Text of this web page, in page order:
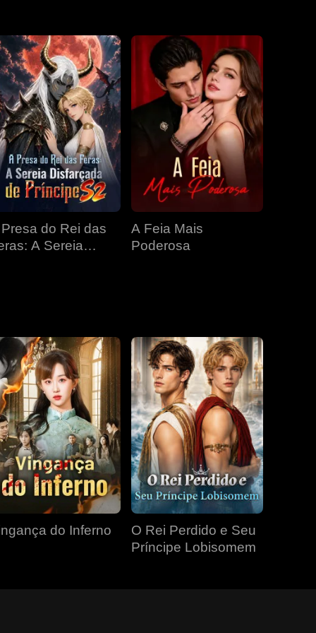
EP 34 EP 35 EP 36
EP 37 EP 38 EP 39
do Rei das
A Sereia
A Feia Mais
Poderosa
do Inferno
O Rei Perdido e Seu
Príncipe Lobisomem